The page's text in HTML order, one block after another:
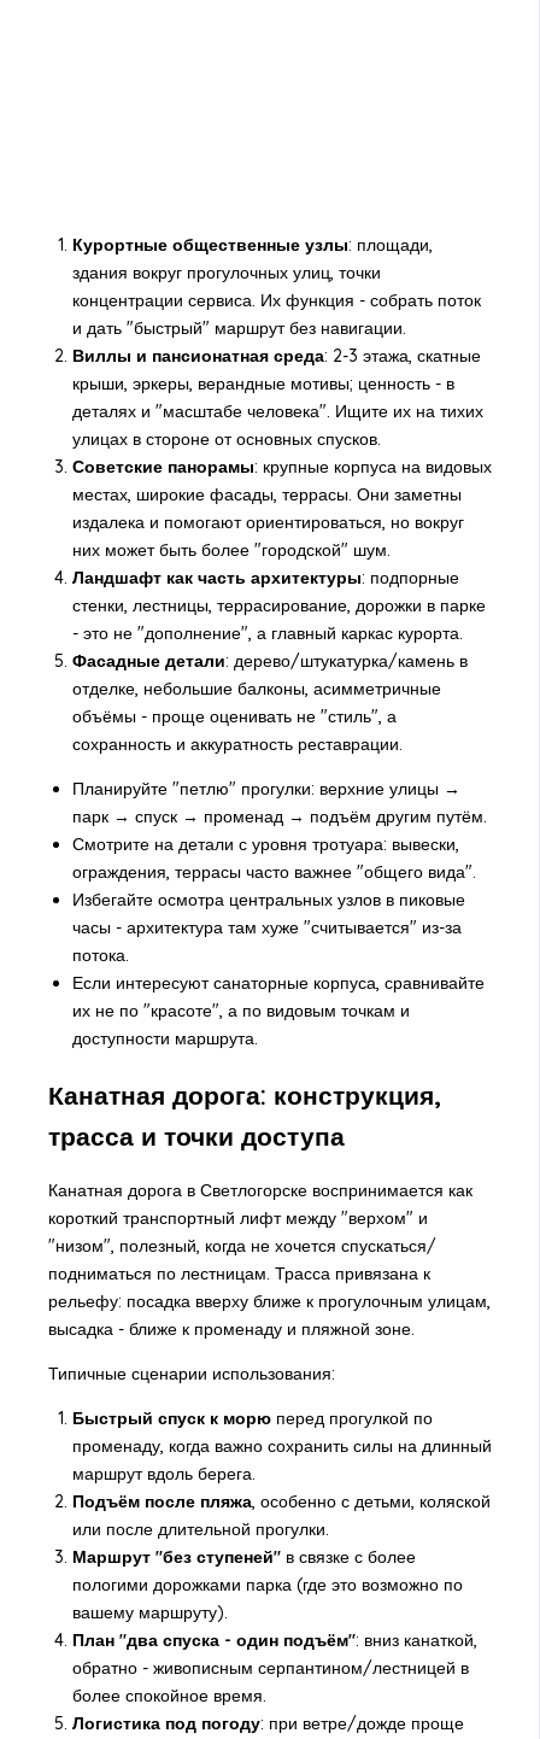
Курортные общественные узлы: площади,
здания вокруг прогулочных улиц, точки
концентрации сервиса. Их функция - собрать поток
и дать "быстрый" маршрут без навигации.
Виллы и пансионатная среда: 2-3 этажа, скатные
крыши, эркеры, верандные мотивы; ценность - в
деталях и "масштабе человека". Ищите их на тихих
улицах в стороне от основных спусков.
Советские панорамы: крупные корпуса на видовых
местах, широкие фасады, террасы. Они заметны
издалека и помогают ориентироваться, но вокруг
них может быть более "городской" шум.
Ландшафт как часть архитектуры: подпорные
стенки, лестницы, террасирование, дорожки в парке
- это не "дополнение", а главный каркас курорта.
Фасадные детали: дерево/штукатурка/камень в
отделке, небольшие балконы, асимметричные
объёмы - проще оценивать не "стиль", а
сохранность и аккуратность реставрации.
Планируйте "петлю" прогулки: верхние улицы →
парк → спуск → променад → подъём другим путём.
Смотрите на детали с уровня тротуара: вывески,
ограждения, террасы часто важнее "общего вида".
Избегайте осмотра центральных узлов в пиковые
часы - архитектура там хуже "считывается" из-за
потока.
Если интересуют санаторные корпуса, сравнивайте
их не по "красоте", а по видовым точкам и
доступности маршрута.
Канатная дорога: конструкция,
трасса и точки доступа
Канатная дорога в Светлогорске воспринимается как
короткий транспортный лифт между "верхом" и
"низом", полезный, когда не хочется спускаться/
подниматься по лестницам. Трасса привязана к
рельефу: посадка вверху ближе к прогулочным улицам,
высадка - ближе к променаду и пляжной зоне.
Типичные сценарии использования:
Быстрый спуск к морюперед прогулкой по
променаду, когда важно сохранить силы на длинный
маршрут вдоль берега.
Подъём после пляжа, особенно с детьми, коляской
или после длительной прогулки.
Маршрут "без ступеней"в связке с более
пологими дорожками парка (где это возможно по
вашему маршруту).
План "два спуска - один подъём": вниз канаткой,
обратно - живописным серпантином/лестницей в
более спокойное время.
Логистика под погоду: при ветре/дожде проще